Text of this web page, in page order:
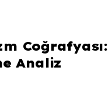
Coğrafyası:
Analiz